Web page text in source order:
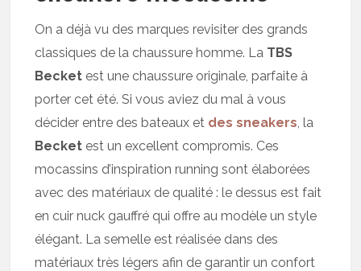
On a déjà vu des marques revisiter des grands
classiques de la chaussure homme. La TBS
Becket est une chaussure originale, parfaite à
porter cet été. Si vous aviez du mal à vous
décider entre des bateaux et des sneakers, la
Becket est un excellent compromis. Ces
mocassins d’inspiration running sont élaborées
avec des matériaux de qualité : le dessus est fait
en cuir nuck gauffré qui offre au modèle un style
élégant. La semelle est réalisée dans des
matériaux très légers afin de garantir un confort